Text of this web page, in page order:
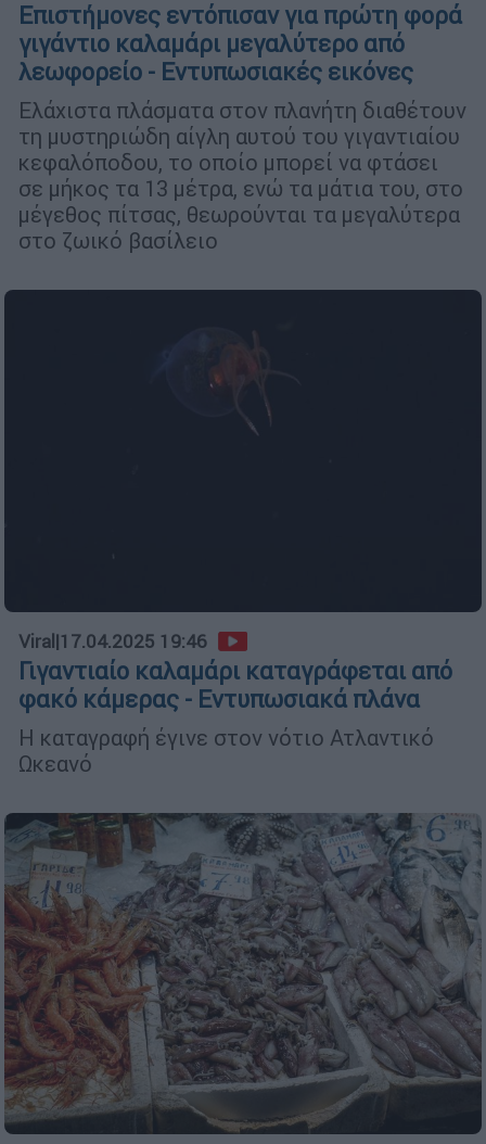
Επιστήμονες εντόπισαν για πρώτη φορά
γιγάντιο καλαμάρι μεγαλύτερο από
λεωφορείο - Εντυπωσιακές εικόνες
Ελάχιστα πλάσματα στον πλανήτη διαθέτουν
τη μυστηριώδη αίγλη αυτού του γιγαντιαίου
κεφαλόποδου, το οποίο μπορεί να φτάσει
σε μήκος τα 13 μέτρα, ενώ τα μάτια του, στο
μέγεθος πίτσας, θεωρούνται τα μεγαλύτερα
στο ζωικό βασίλειο
Viral|17.04.2025 19:46
Γιγαντιαίο καλαμάρι καταγράφεται από
φακό κάμερας - Εντυπωσιακά πλάνα
Η καταγραφή έγινε στον νότιο Ατλαντικό
Ωκεανό